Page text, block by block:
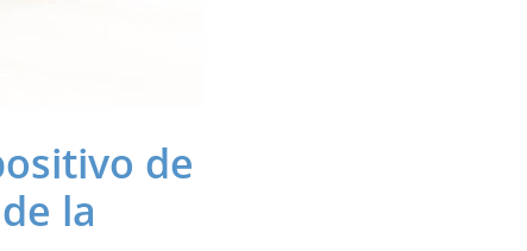
de
la